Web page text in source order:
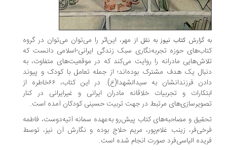
به گزارشکتاب نیوز به نقل از مهر، این‌اثر را می‌توان می‌توان در گروه
کتاب‌های حوزه تجربه‌نگاری سبک زندگی ایرانی-اسلامی دانست که
تلاش‌هایی مادرانه را روایت می‌کند که در موقعیت‌های متفاوت، به
دنبال یک هدف مشترک بوده‌اند؛ از جمله تعامل با کودک و پیوند
دادن فرزندانشان به سیدالشهدا(ع). در این کتاب، ۶۶خاطره از
ابتکارات و تجربیات خلاقانه مادران ایرانی و غیرایرانی در کنار
تصویرسازی‌های مرتبط در جهت تربیت حسینی کودکان آمده است.
تحقیق و مصاحبه‌های کتاب پیش‌رو به‌عهده سمانه آتیه‌دوست، فاطمه
فرخی‌فر، زینب غلام‌پور، مریم حلاج بوده و نگارش آن نیز، توسط
فریده الیاسی‌فرد صورت انجام شده است.